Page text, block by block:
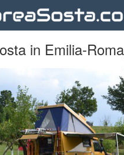
in Emilia-